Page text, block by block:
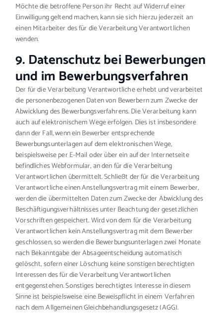
Möchte die betroffene Person ihr Recht auf Widerruf einer
Einwilligung geltend machen, kann sie sich hierzu jederzeit an
einen Mitarbeiter des für die Verarbeitung Verantwortlichen
wenden.
9. Datenschutz bei Bewerbungen
und im Bewerbungsverfahren
Der für die Verarbeitung Verantwortliche erhebt und verarbeitet
die personenbezogenen Daten von Bewerbern zum Zwecke der
Abwicklung des Bewerbungsverfahrens. Die Verarbeitung kann
auch auf elektronischem Wege erfolgen. Dies ist insbesondere
dann der Fall, wenn ein Bewerber entsprechende
Bewerbungsunterlagen auf dem elektronischen Wege,
beispielsweise per E-Mail oder über ein auf der Internetseite
befindliches Webformular, an den für die Verarbeitung
Verantwortlichen übermittelt. Schließt der für die Verarbeitung
Verantwortliche einen Anstellungsvertrag mit einem Bewerber,
werden die übermittelten Daten zum Zwecke der Abwicklung des
Beschäftigungsverhältnisses unter Beachtung der gesetzlichen
Vorschriften gespeichert. Wird von dem für die Verarbeitung
Verantwortlichen kein Anstellungsvertrag mit dem Bewerber
geschlossen, so werden die Bewerbungsunterlagen zwei Monate
nach Bekanntgabe der Absageentscheidung automatisch
gelöscht, sofern einer Löschung keine sonstigen berechtigten
Interessen des für die Verarbeitung Verantwortlichen
entgegenstehen. Sonstiges berechtigtes Interesse in diesem
Sinne ist beispielsweise eine Beweispflicht in einem Verfahren
nach dem Allgemeinen Gleichbehandlungsgesetz (AGG).